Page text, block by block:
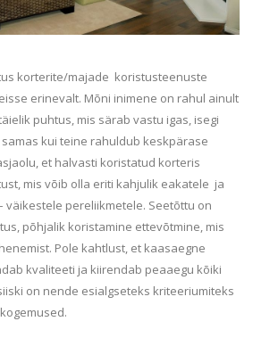
korterite/majade koristusteenuste
erinevalt. Mõni inimene on rahul ainult
puhtus, mis särab vastu igas, isegi
kui teine rahuldub keskpärase
et halvasti koristatud korteris
mis võib olla eriti kahjulik eakatele ja
väikestele pereliikmetele. Seetõttu on
põhjalik koristamine ettevõtmine, mis
Pole kahtlust, et kaasaegne
kvaliteeti ja kiirendab peaaegu kõiki
on nende esialgseteks kriteeriumiteks